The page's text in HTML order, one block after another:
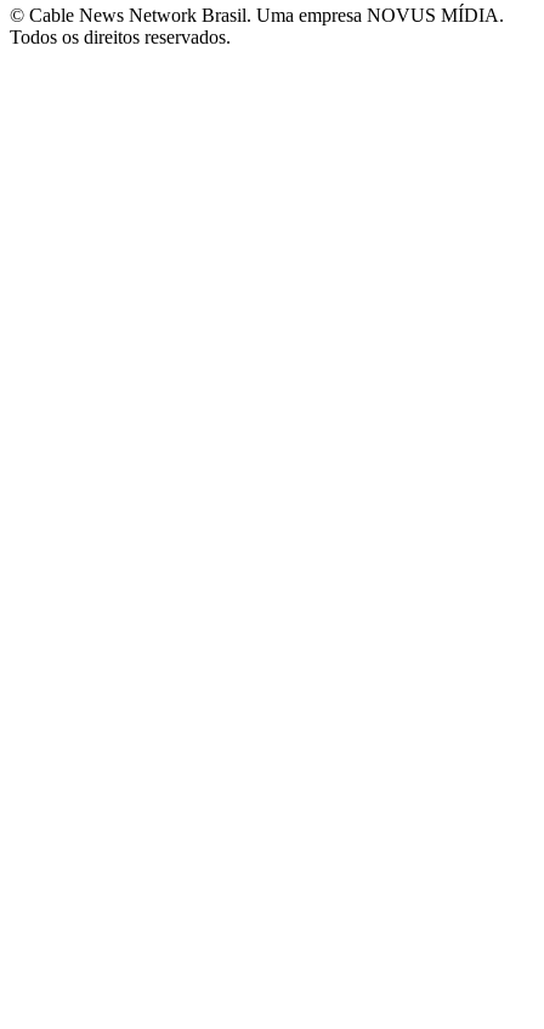
© Cable News Network Brasil. Uma empresa NOVUS MÍDIA.
Todos os direitos reservados.